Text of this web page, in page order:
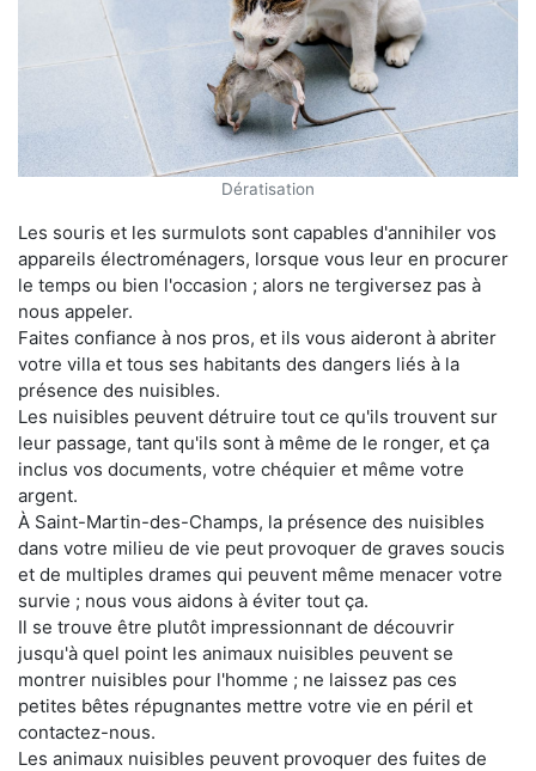
Dératisation
Les souris et les surmulots sont capables d'annihiler vos
appareils électroménagers, lorsque vous leur en procurer
le temps ou bien l'occasion ; alors ne tergiversez pas à
nous appeler.
Faites confiance à nos pros, et ils vous aideront à abriter
votre villa et tous ses habitants des dangers liés à la
présence des nuisibles.
Les nuisibles peuvent détruire tout ce qu'ils trouvent sur
leur passage, tant qu'ils sont à même de le ronger, et ça
inclus vos documents, votre chéquier et même votre
argent.
À Saint-Martin-des-Champs, la présence des nuisibles
dans votre milieu de vie peut provoquer de graves soucis
et de multiples drames qui peuvent même menacer votre
survie ; nous vous aidons à éviter tout ça.
Il se trouve être plutôt impressionnant de découvrir
jusqu'à quel point les animaux nuisibles peuvent se
montrer nuisibles pour l'homme ; ne laissez pas ces
petites bêtes répugnantes mettre votre vie en péril et
contactez-nous.
Les animaux nuisibles peuvent provoquer des fuites de